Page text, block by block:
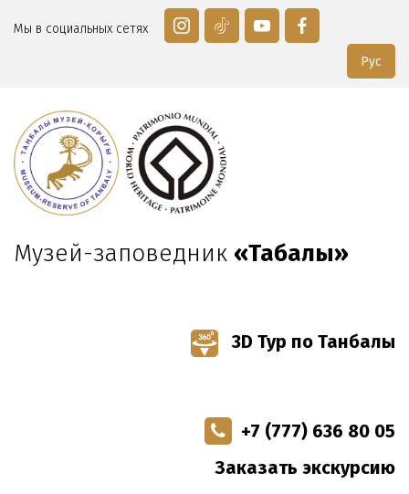
Мы в социальных сетях
Рус
Музей-заповедник «Таңбалы»
3D Тур по Танбалы
+7 (777) 636 80 05
Заказать экскурсию